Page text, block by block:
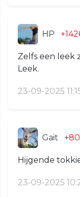
HP
Zelfs een leek
Leek.
23-09-2025
Gait
Hijgende
23-09-2025